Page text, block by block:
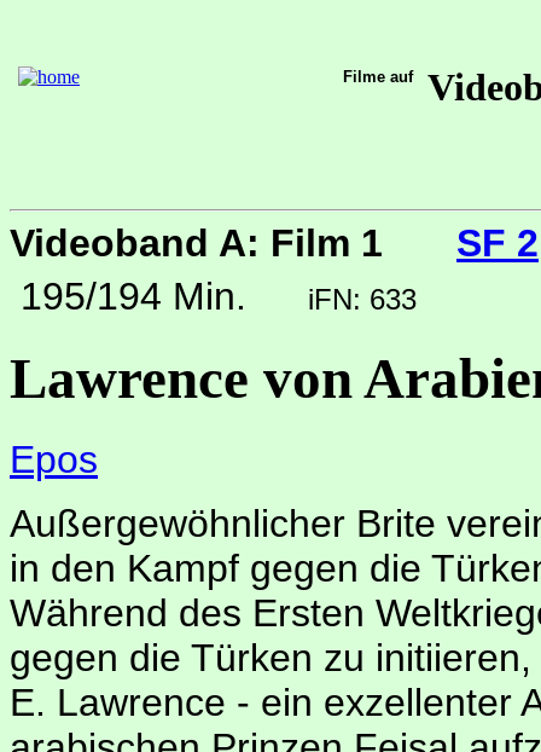
Filme auf
Videoband A: Film 1
SF 2
195/194 Min.
iFN: 633
Lawrence von
Epos
Außergewöhnlicher Brite
in den Kampf gegen die
Während des Ersten
gegen die Türken zu
E. Lawrence - ein exzellenter